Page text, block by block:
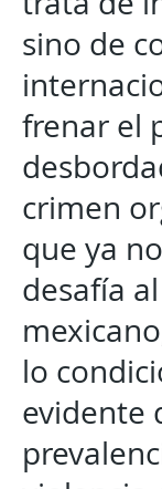
sino de
frenar el
crimen
que ya
desafía
lo
evidente